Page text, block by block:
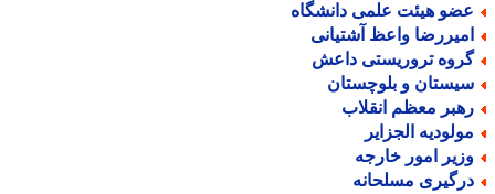
هیئت علمی دانشگاه
واعظ آشتیانی
تروریستی داعش
و بلوچستان
معظم انقلاب
الجزایر
امور خارجه
مسلحانه